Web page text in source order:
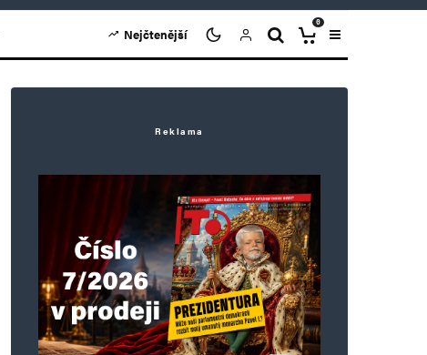
Nejčtenější
0
Reklama